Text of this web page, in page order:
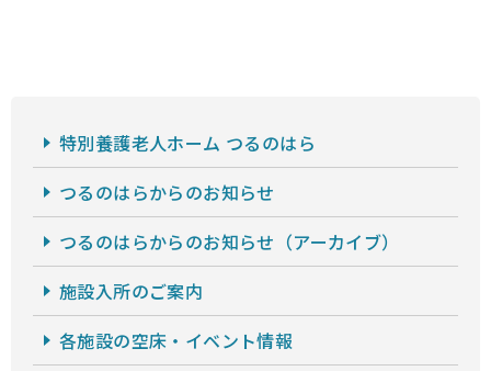
特別養護老人ホーム つるのはら
つるのはらからのお知らせ
つるのはらからのお知らせ（アーカイブ）
施設入所のご案内
各施設の空床・イベント情報